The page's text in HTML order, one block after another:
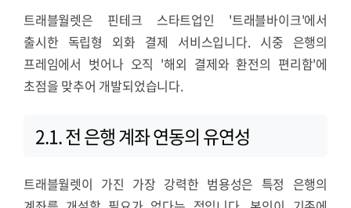
트래블월렛은 핀테크 스타트업인 '트래블바이크'에서
출시한 독립형 외화 결제 서비스입니다. 시중 은행의
프레임에서 벗어나 오직 '해외 결제와 환전의 편리함'에
초점을 맞추어 개발되었습니다.
2.1. 전 은행 계좌 연동의 유연성
트래블월렛이 가진 가장 강력한 범용성은 특정 은행의